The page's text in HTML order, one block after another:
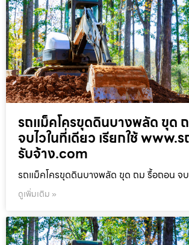
รถแม็คโครขุดดินบางพลัด ขุด
จบไวในที่เดียว เรียกใช้ www.
รับจ้าง.com
รถแม็คโครขุดดินบางพลัด ขุด ถม รื้อถอน จบ
ดูเพิ่มเติม »